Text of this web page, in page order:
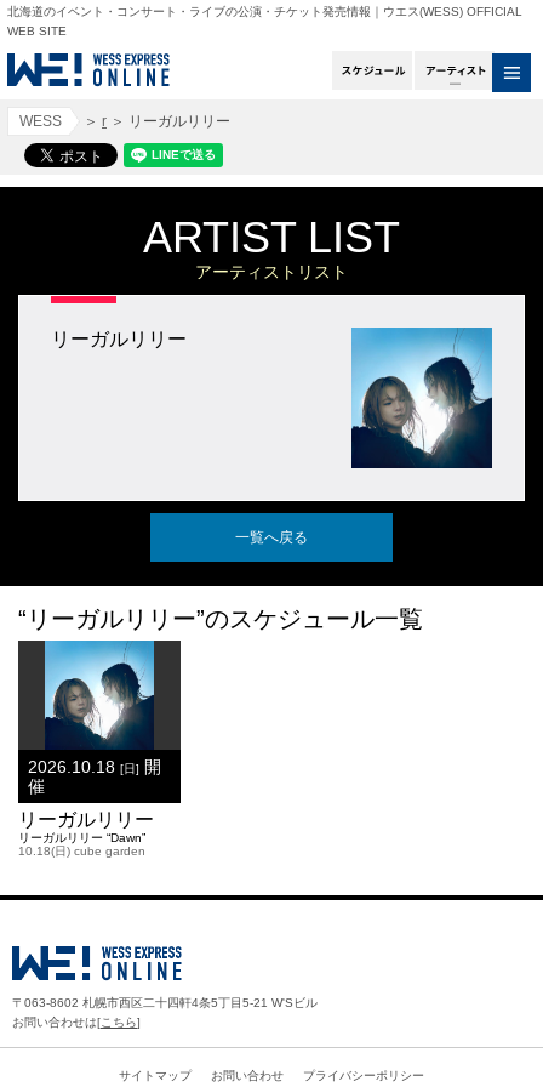
北海道のイベント・コンサート・ライブの公演・チケット発売情報｜ウエス(WESS) OFFICIAL
WEB SITE
スケジュールアー
WESS ＞ r ＞ リーガルリリー
ARTIST LIST
アーティストリスト
リーガルリリー
一覧へ戻る
“リーガルリリー”のスケジュール一覧
2026.10.18 [日] 開
催
リーガルリリー
リーガルリリー “Dawn”
10.18(日) cube garden
〒063-8602 札幌市西区二十四軒4条5丁目5-21 W'Sビル
お問い合わせは[こちら]
サイトマップ お問い合わせ プライバシーポリシー